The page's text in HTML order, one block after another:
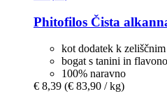
Phitofilos Čista
kot dodatek k
bogat s tanini in
100% naravno
€ 8,39 (€ 83,90 / kg)